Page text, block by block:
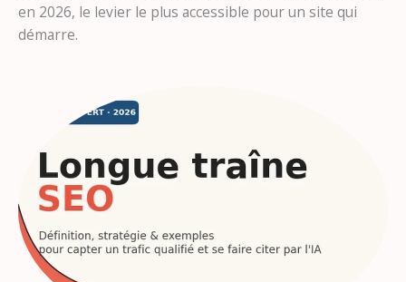
en 2026, le levier le plus accessible pour un site qui
démarre.